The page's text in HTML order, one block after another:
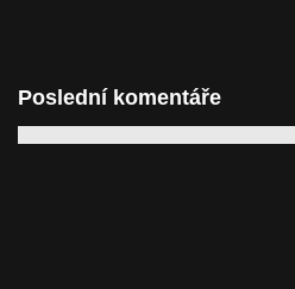
Poslední komentáře